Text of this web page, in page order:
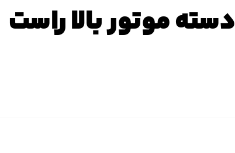
دسته موتور بالا راست